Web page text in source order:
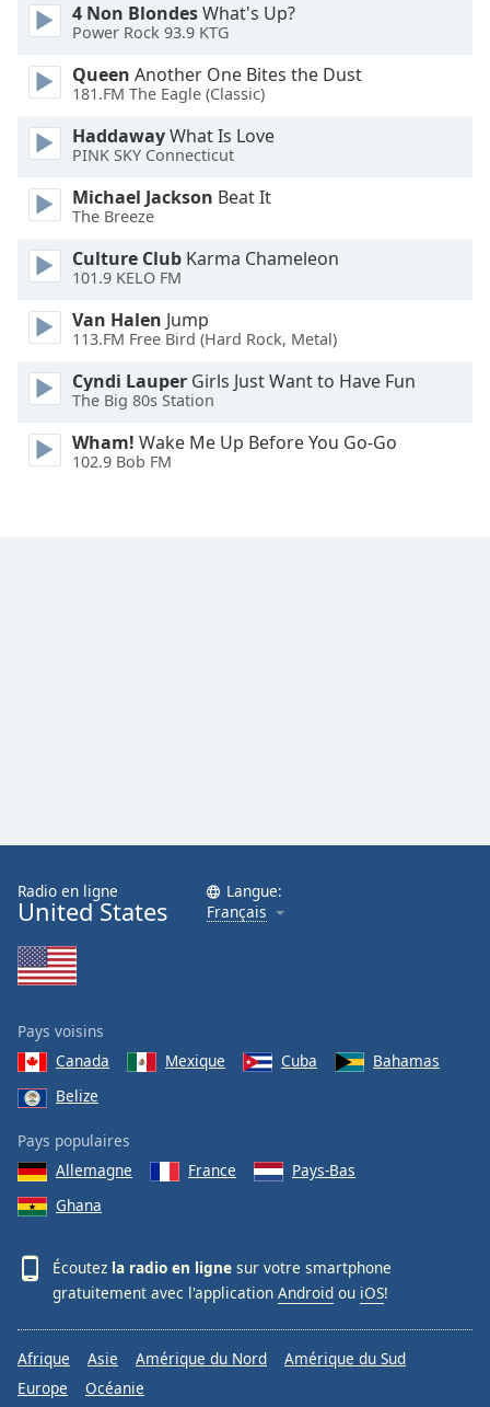
Caption
Background
Color
Opacity
Font
Size
Text
Edge
Family
4 Non BlondesWhat's Up?
Power Rock 93.9 KTG
Queen Another One Bites the Dust
181.FM The Eagle (Classic)
HaddawayWhat Is Love
PINK SKY Connecticut
Michael Jackson Beat It
The Breeze
Culture Club Karma Chameleon
101.9 KELO FM
Van Halen Jump
113.FM Free Bird (Hard Rock, Metal)
Cyndi Lauper Girls Just Want to Have Fun
The Big 80s Station
Wham! Wake Me Up Before You Go-Go
102.9 Bob FM
Radio en ligne
United States
Langue:
Français
Pays voisins
Canada
Mexique Cuba
Bahamas
Belize
Pays populaires
Allemagne
France
Pays-Bas
Ghana
Écoutez la radio en ligne sur votre smartphone
gratuitement avec l'application Android ou iOS!
Afrique Asie Amérique du Nord
Amérique du Sud
Europe
Océanie